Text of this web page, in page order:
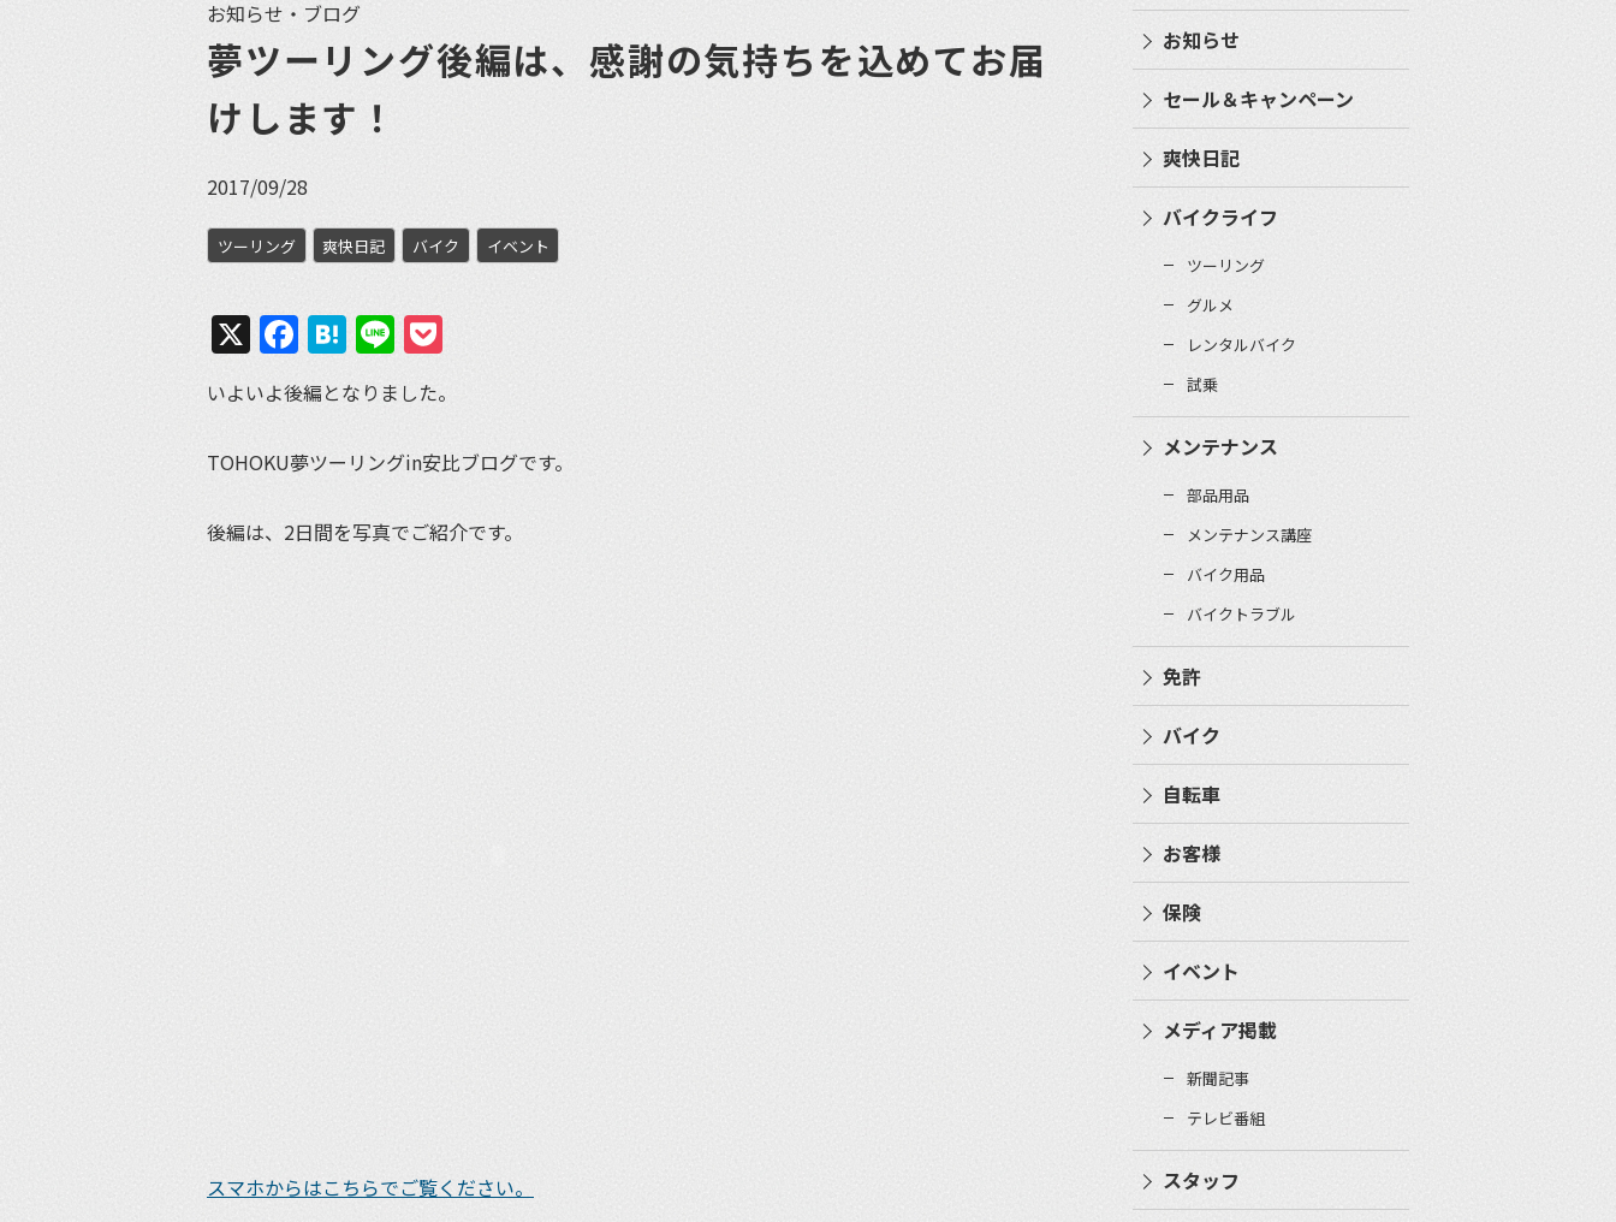
お知らせ・ブログ
夢ツーリング後編は、感謝の気持ちを込めてお届
けします！
2017/09/28
ツーリング 爽快日記 バイク イベント
X Facebook
Hatena
Line
いよいよ後編となりました。
TOHOKU夢ツーリングin安比ブログです。
後編は、2日間を写真でご紹介です。
スマホからはこちらでご覧ください。
お知らせ
セール＆キャンペーン
爽快日記
バイクライフ
ツーリング
グルメ
レンタルバイク
試乗
メンテナンス
部品用品
メンテナンス講座
バイク用品
バイクトラブル
免許
バイク
自転車
お客様
保険
イベント
メディア掲載
新聞記事
テレビ番組
スタッフ